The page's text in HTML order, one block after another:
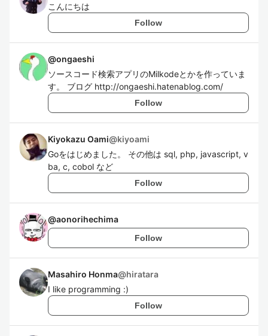
こんにちは
Follow
@ongaeshi
ソースコード検索アプリのMilkodeとかを作っていま
す。 ブログ http://ongaeshi.hatenablog.com/
Follow
Kiyokazu Oami@kiyoami
Goをはじめました。 その他は sql, php, javascript, v
ba, c, cobol など
Follow
@aonorihechima
Follow
Masahiro Honma@hiratara
I like programming :)
Follow